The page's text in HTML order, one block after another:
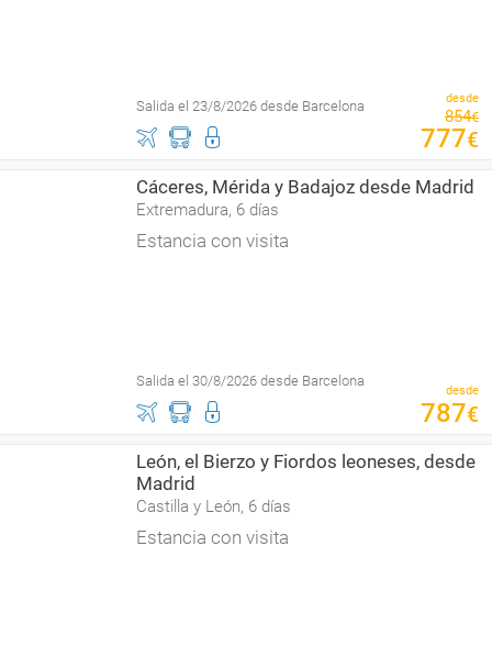
Salida el 23/8/2026 desde Barcelona desde
854€
777€
Cáceres, Mérida y Badajoz desde Madrid
Extremadura, 6 días
Estancia con visita
Salida el 30/8/2026 desde Barcelona
desde
787€
León, el Bierzo y Fiordos leoneses, desde
Madrid
Castilla y León, 6 días
Estancia con visita